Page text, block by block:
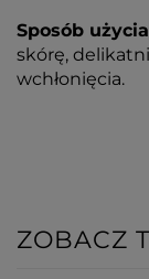
Sposób użycia
skórę,
wchłonięcia.
ZOBACZ